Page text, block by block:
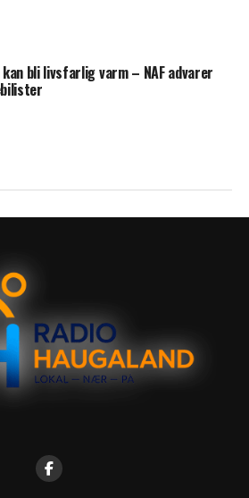
kan bli livsfarlig varm – NAF advarer